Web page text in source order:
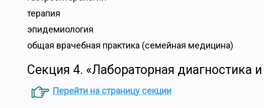
терапия
эпидемиология
общая врачебная практика (семейная медицина)
Секция 4. «Лабораторная диагностика
Перейти на страницу секции